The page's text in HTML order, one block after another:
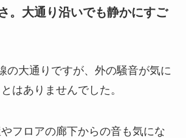
。大通り沿いでも静かにすご
の大通りですが、外の騒音が気に
はありませんでした。
フロアの廊下からの音も気にな